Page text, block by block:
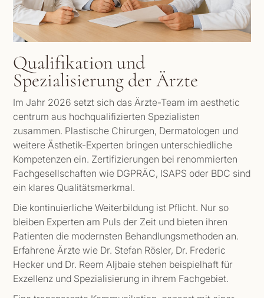
Qualifikation und
Spezialisierung der Ärzte
Im Jahr 2026 setzt sich das Ärzte-Team im aesthetic
centrum aus hochqualifizierten Spezialisten
zusammen. Plastische Chirurgen, Dermatologen und
weitere Ästhetik-Experten bringen unterschiedliche
Kompetenzen ein. Zertifizierungen bei renommierten
Fachgesellschaften wie DGPRÄC, ISAPS oder BDC sind
ein klares Qualitätsmerkmal.
Die kontinuierliche Weiterbildung ist Pflicht. Nur so
bleiben Experten am Puls der Zeit und bieten ihren
Patienten die modernsten Behandlungsmethoden an.
Erfahrene Ärzte wie Dr. Stefan Rösler, Dr. Frederic
Hecker und Dr. Reem Aljbaie stehen beispielhaft für
Exzellenz und Spezialisierung in ihrem Fachgebiet.